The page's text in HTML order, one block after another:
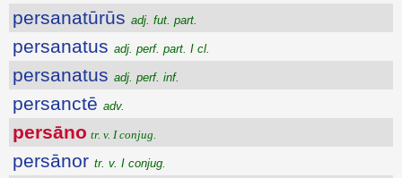
persanatūrūs adj. fut. part.
persanatus adj. perf. part. I cl.
persanatus adj. perf. inf.
persanctē adv.
persāno tr. v. I conjug.
persānor tr. v. I conjug.